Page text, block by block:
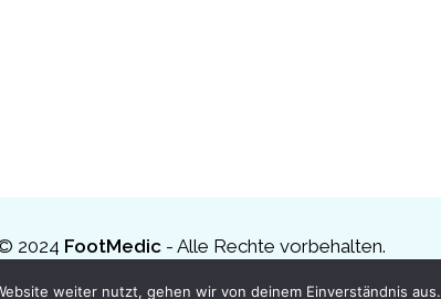
2024 FootMedic - Alle Rechte vorbehalten.
weiter nutzt, gehen wir von deinem Einverständnis aus.